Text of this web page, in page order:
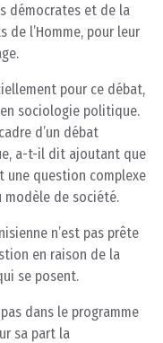
démocrates et de la
l’Homme, pour leur
pour ce débat,
sociologie politique.
d’un débat
a-t-il dit ajoutant que
une question complexe
de société.
n’est pas prête
en raison de la
se posent.
dans le programme
sa part la